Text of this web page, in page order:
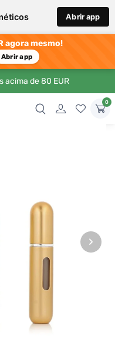
Abrir app
agora mesmo!
Abrir app
acima de 80 EUR
0
›